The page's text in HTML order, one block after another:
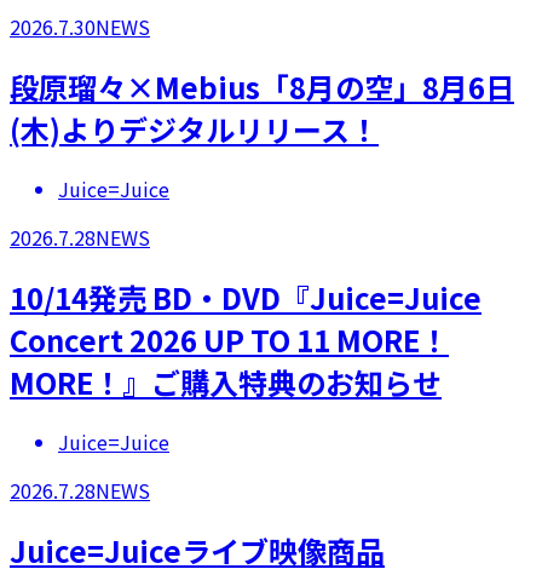
2026.7.30NEWS
段原瑠々×Mebius「8月の空」8月6日
(木)よりデジタルリリース！
Juice=Juice
2026.7.28NEWS
10/14発売 BD・DVD『Juice=Juice
Concert 2026 UP TO 11 MORE！
MORE！』ご購入特典のお知らせ
Juice=Juice
2026.7.28NEWS
Juice=Juiceライブ映像商品